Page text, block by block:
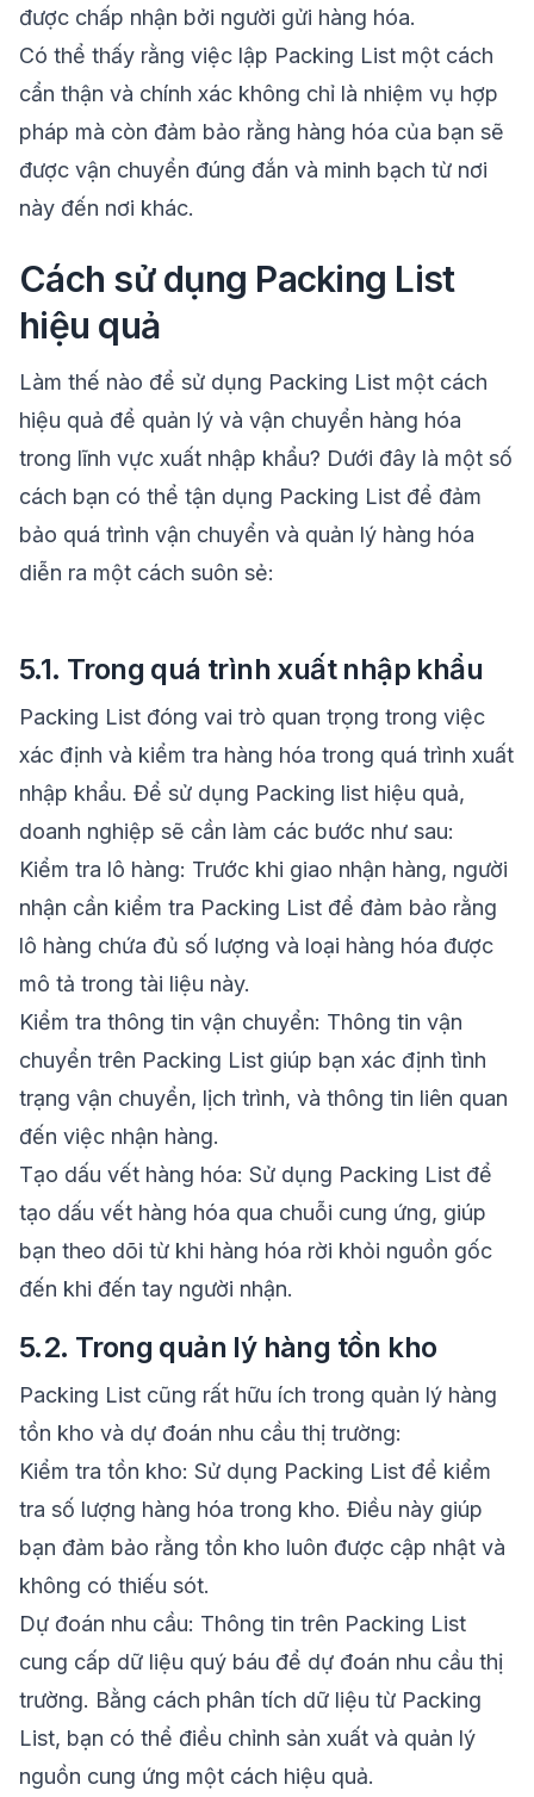
được chấp nhận bởi người gửi hàng hóa.
Có thể thấy rằng việc lập Packing List một cách
cẩn thận và chính xác không chỉ là nhiệm vụ hợp
pháp mà còn đảm bảo rằng hàng hóa của bạn sẽ
được vận chuyển đúng đắn và minh bạch từ nơi
này đến nơi khác.
Cách sử dụng Packing List
hiệu quả
Làm thế nào để sử dụng Packing List một cách
hiệu quả để quản lý và vận chuyển hàng hóa
trong lĩnh vực xuất nhập khẩu? Dưới đây là một số
cách bạn có thể tận dụng Packing List để đảm
bảo quá trình vận chuyển và quản lý hàng hóa
diễn ra một cách suôn sẻ:
5.1. Trong quá trình xuất nhập khẩu
Packing List đóng vai trò quan trọng trong việc
xác định và kiểm tra hàng hóa trong quá trình xuất
nhập khẩu. Để sử dụng Packing list hiệu quả,
doanh nghiệp sẽ cần làm các bước như sau:
Kiểm tra lô hàng: Trước khi giao nhận hàng, người
nhận cần kiểm tra Packing List để đảm bảo rằng
lô hàng chứa đủ số lượng và loại hàng hóa được
mô tả trong tài liệu này.
Kiểm tra thông tin vận chuyển: Thông tin vận
chuyển trên Packing List giúp bạn xác định tình
trạng vận chuyển, lịch trình, và thông tin liên quan
đến việc nhận hàng.
Tạo dấu vết hàng hóa: Sử dụng Packing List để
tạo dấu vết hàng hóa qua chuỗi cung ứng, giúp
bạn theo dõi từ khi hàng hóa rời khỏi nguồn gốc
đến khi đến tay người nhận.
5.2. Trong quản lý hàng tồn kho
Packing List cũng rất hữu ích trong quản lý hàng
tồn kho và dự đoán nhu cầu thị trường:
Kiểm tra tồn kho: Sử dụng Packing List để kiểm
tra số lượng hàng hóa trong kho. Điều này giúp
bạn đảm bảo rằng tồn kho luôn được cập nhật và
không có thiếu sót.
Dự đoán nhu cầu: Thông tin trên Packing List
cung cấp dữ liệu quý báu để dự đoán nhu cầu thị
trường. Bằng cách phân tích dữ liệu từ Packing
List, bạn có thể điều chỉnh sản xuất và quản lý
nguồn cung ứng một cách hiệu quả.